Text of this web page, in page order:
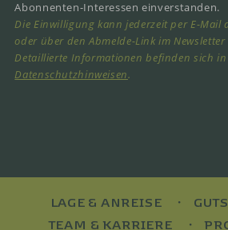
Abonnenten-Interessen einverstanden.
Die Einwilligung kann jederzeit per E-Mail
oder über den Abmelde-Link im
Detaillierte Informationen befinden sich
Datenschutzhinweisen.
LAGE & ANREISE
TEAM & KARRIERE